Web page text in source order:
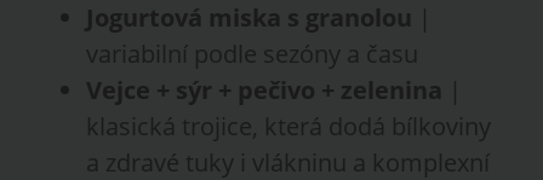
Jogurtová miska s granolou |
variabilní podle sezóny a času
Vejce + sýr + pečivo + zelenina |
klasická trojice, která dodá bílkoviny
a zdravé tuky i vlákninu a komplexní